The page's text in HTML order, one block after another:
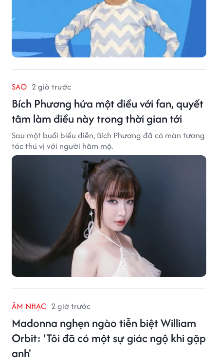
SAO 2 giờ trước
Bích Phương hứa một điều với fan, quyết
tâm làm điều này trong thời gian tới
Sau một buổi biểu diễn, Bích Phương đã có màn tương
tác thú vị với người hâm mộ.
ÂM NHẠC 2 giờ trước
Madonna nghẹn ngào tiễn biệt William
Orbit: 'Tôi đã có một sự giác ngộ khi gặp
anh'